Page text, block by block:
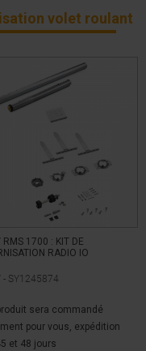
volet roulant
RMS 1700 : KIT DE
RADIO IO
- SY1245874
sera commandé
pour vous, expédition
et 48 jours